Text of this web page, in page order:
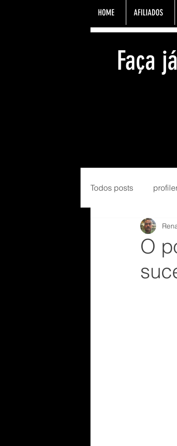
HOME AFILIADOS
Faça
Todos posts
Formação
desenvolvimento
O